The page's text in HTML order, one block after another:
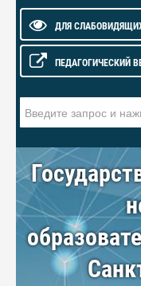
ДЛЯ
ПЕДАГОГИЧЕСКИЙ